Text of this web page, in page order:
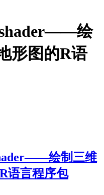
绘
形图的R语
绘制三维
语言程序包